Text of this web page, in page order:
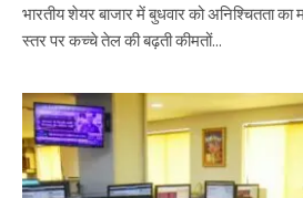
भारतीय शेयर बाजार में बुधवार को अनिश्चितता
स्तर पर कच्चे तेल की बढ़ती कीमतों…